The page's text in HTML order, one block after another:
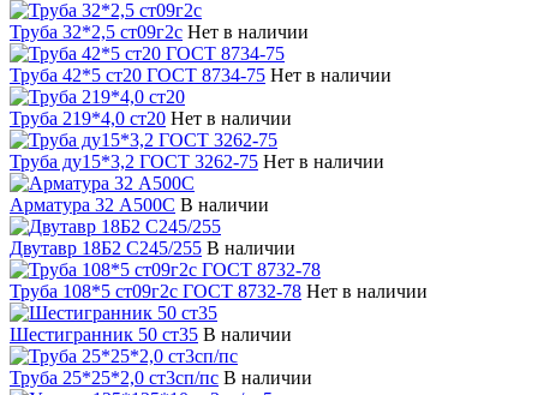
Труба 32*2,5 ст09г2с Нет в наличии
Труба 42*5 ст20 ГОСТ 8734-75 Нет в наличии
Труба 219*4,0 ст20 Нет в наличии
Труба ду15*3,2 ГОСТ 3262-75 Нет в наличии
Арматура 32 А500С В наличии
Двутавр 18Б2 С245/255 В наличии
Труба 108*5 ст09г2с ГОСТ 8732-78 Нет в наличии
Шестигранник 50 ст35 В наличии
Труба 25*25*2,0 ст3сп/пс В наличии